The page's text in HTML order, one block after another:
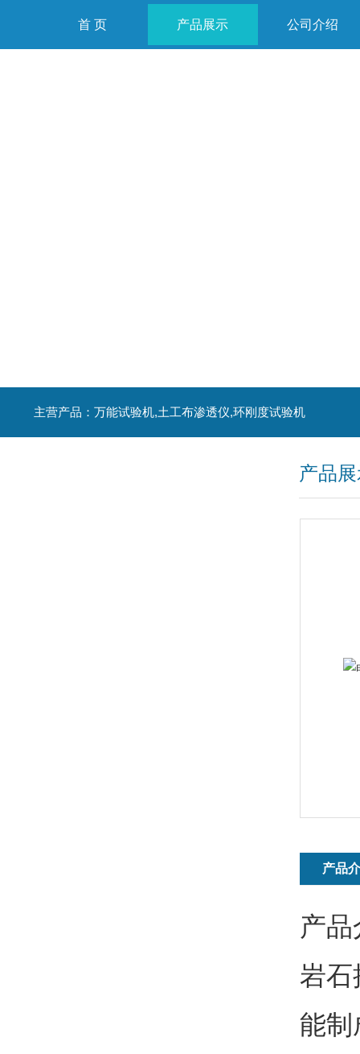
首 页 产品展示 公司介绍
主营产品：万能试验机,土工布渗透仪,环刚度试验机
产品
产品
产
岩石
能制